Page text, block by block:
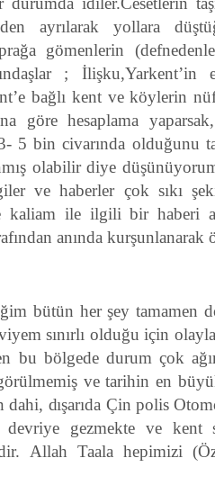
ayrılarak yollara
gömenlerin
; İlişku,Yarkent’in
bağlı kent ve köylerin
göre hesaplama
5 bin civarında olduğunu
olabilir diye
ve haberler çok sıkı
kaliam ile ilgili bir haberi
anında kurşunlanarak
bütün her şey tamamen
sınırlı olduğu için
bu bölgede durum çok
ve tarihin en
dışarıda Çin polis
devriye gezmekte ve kent
Allah Taala hepimizi